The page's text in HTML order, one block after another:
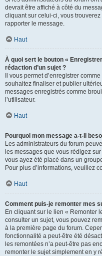
devrait être affiché à côté du
cliquant sur celui-ci, vous
rapporter le message.
Haut
À quoi sert le bouton «
rédaction d’un sujet ?
Il vous permet d’enregistrer
souhaitez finaliser et publier
messages enregistrés comme
l’utilisateur.
Haut
Pourquoi mon message a-t-il
Les administrateurs du forum
les messages que vous rédigez
vous ayez été placé dans un
Pour plus d’informations, veuillez
Haut
Comment puis-je remonter mes
En cliquant sur le lien « Remonter
consulter un sujet, vous pouvez
à la première page du forum.
fonctionnalité a peut-être été
les remontées n’a peut-être pas
remonter le sujet simplement en y